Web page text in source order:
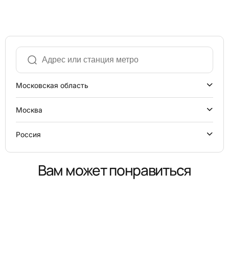
Московская область
Москва
Россия
Вам может понравиться